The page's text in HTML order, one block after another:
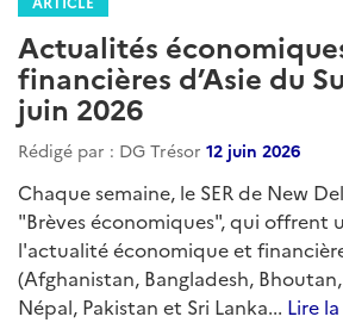
Actualités
financières d’Asie du
juin 2026
Rédigé par : DG Trésor 12 juin 2026
Chaque semaine, le SER de New
"Brèves économiques", qui offrent
l'actualité économique et
(Afghanistan, Bangladesh,
Népal, Pakistan et Sri Lanka... Lire